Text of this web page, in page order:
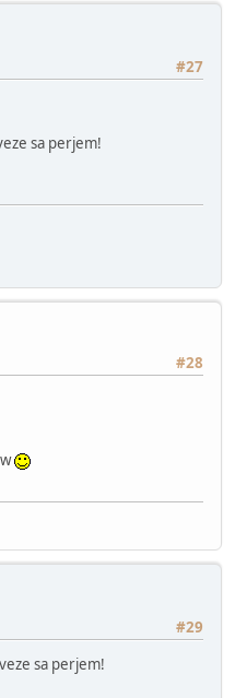
#27
sa perjem!
#28
#29
sa perjem!